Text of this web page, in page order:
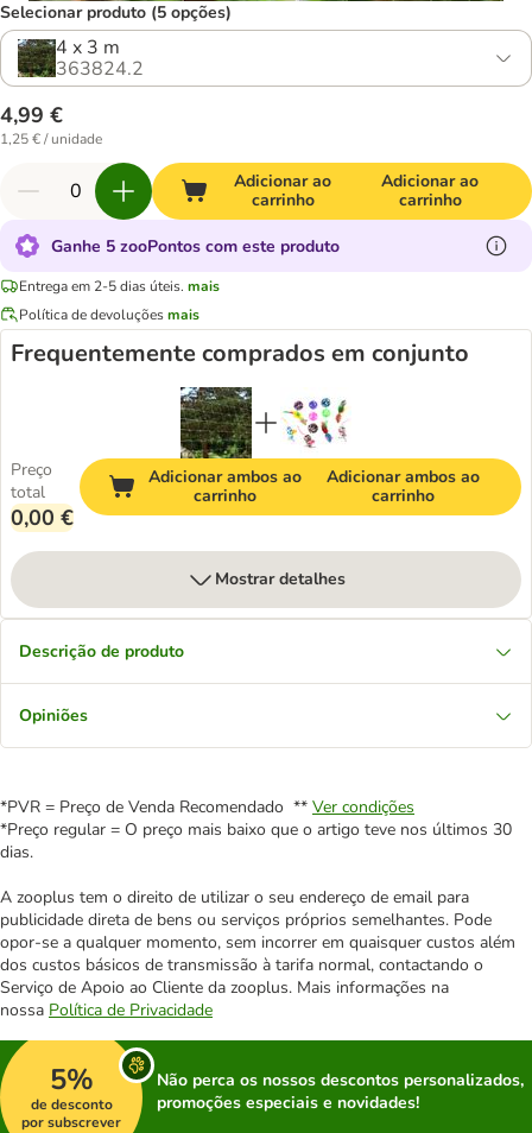
Selecionar produto (5 opções)
4 x 3 m
363824.2
4,99 €
1,25 € / unidade
Adicionar ao
carrinho
Adicionar ao
carrinho
Ganhe 5 zooPontos com este produto
Entrega em 2-5 dias úteis. mais
Política de devoluçõesmais
Frequentemente comprados em conjunto
Preço
total
0,00 €
Adicionar ambos ao
carrinho
Adicionar ambos ao
carrinho
Mostrar detalhes
Descrição de produto
Opiniões
*PVR = Preço de Venda Recomendado ** Ver condições
*Preço regular = O preço mais baixo que o artigo teve nos últimos 30
dias.
A zooplus tem o direito de utilizar o seu endereço de email para
publicidade direta de bens ou serviços próprios semelhantes. Pode
opor-se a qualquer momento, sem incorrer em quaisquer custos além
dos custos básicos de transmissão à tarifa normal, contactando o
Serviço de Apoio ao Cliente da zooplus. Mais informações na
nossa Política de Privacidade
5%
de desconto
por subscrever
Não perca os nossos descontos personalizados,
promoções especiais e novidades!